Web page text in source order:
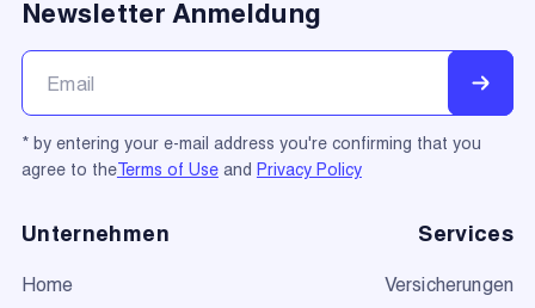
Newsletter Anmeldung
* by entering your e-mail address you're confirming that you
agree to theTerms of Useand Privacy Policy
Unternehmen
Home
Services
Versicherungen